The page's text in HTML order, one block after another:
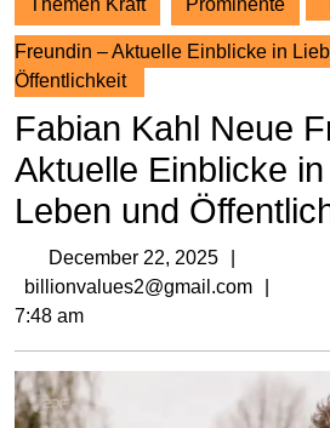
Themen Kraft Prominente
Freundin – Aktuelle Einblicke in
Öffentlichkeit
Fabian Kahl Neue
Aktuelle Einblicke
Leben und
December 22, 2025
22,
billionvalues2@gmail.com
7:48 am